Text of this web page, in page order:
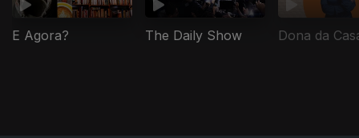
E Agora? The Daily Show Dona da